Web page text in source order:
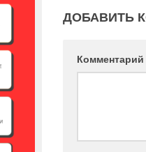
ДОБАВИТЬ
Комментарий